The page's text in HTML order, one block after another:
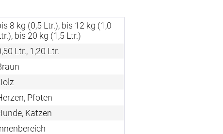
8 kg (0,5 Ltr.), bis 12 kg (1,0
bis 20 kg (1,5 Ltr.)
Ltr., 1,20 Ltr.
Pfoten
Katzen